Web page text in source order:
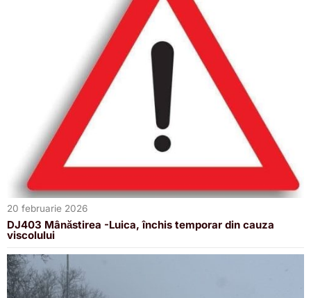
20 februarie 2026
DJ403 Mânăstirea -Luica, închis temporar din cauza
viscolului